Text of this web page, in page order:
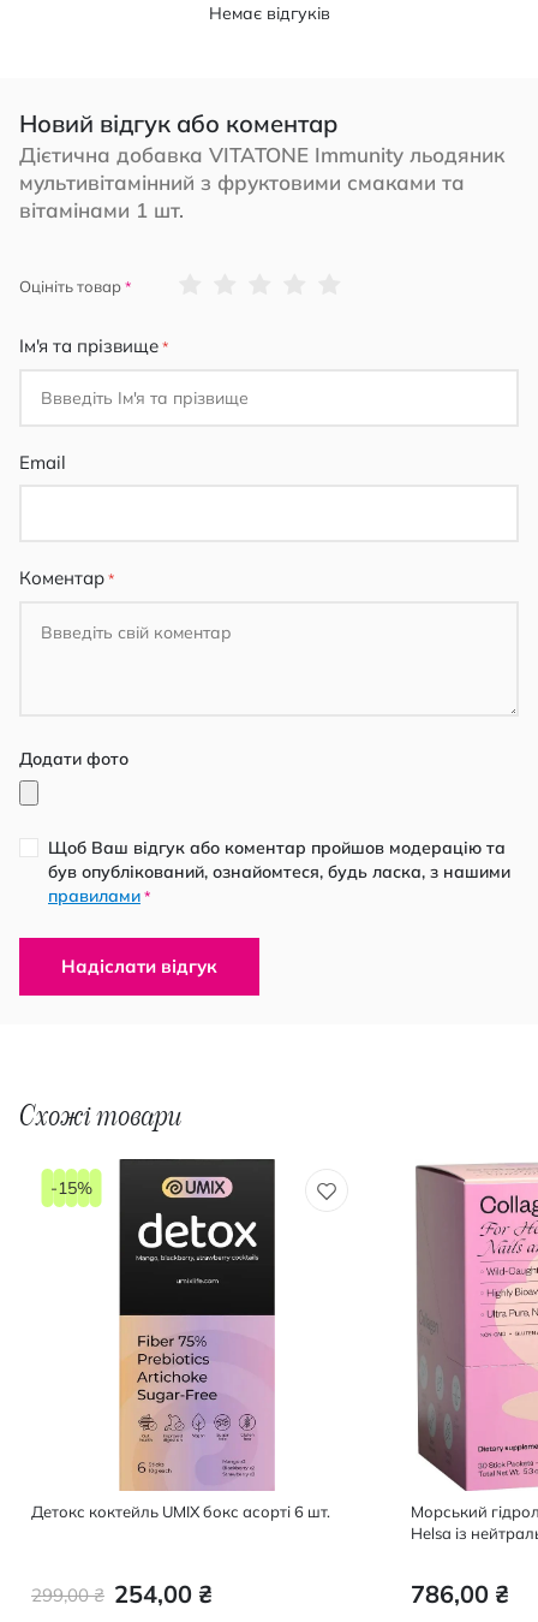
Немає відгуків
Новий відгук або коментар
Дієтична добавка VITATONE Immunity льодяник
мультивітамінний з фруктовими смаками та
вітамінами 1 шт.
Оцініть товар
Ім'я та прізвище
Email
Коментар
Додати фото
Щоб Ваш відгук або коментар пройшов модерацію та
був опублікований, ознайомтеся, будь ласка, з нашими
правилами *
Надіслати відгук
Схожі товари
Детокс коктейль UMIX бокс асорті 6 шт.
254,00 ₴
299,00 ₴
-15%
Морський
Helsa із
786,00 ₴